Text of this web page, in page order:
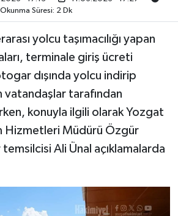
Okunma Süresi: 2 Dk
yolcu taşımacılığı yapan
terminale giriş ücreti
dışında yolcu indirip
vatandaşlar tarafından
konuyla ilgili olarak Yozgat
Hizmetleri Müdürü Özgür
Ali Ünal açıklamalarda